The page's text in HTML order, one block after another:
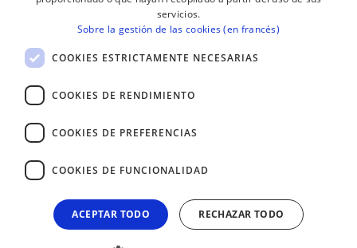
servicios.
Sobre la gestión de las cookies (en francés)
COOKIES ESTRICTAMENTE NECESARIAS
COOKIES DE RENDIMIENTO
COOKIES DE PREFERENCIAS
COOKIES DE FUNCIONALIDAD
ACEPTAR TODO RECHAZAR TODO